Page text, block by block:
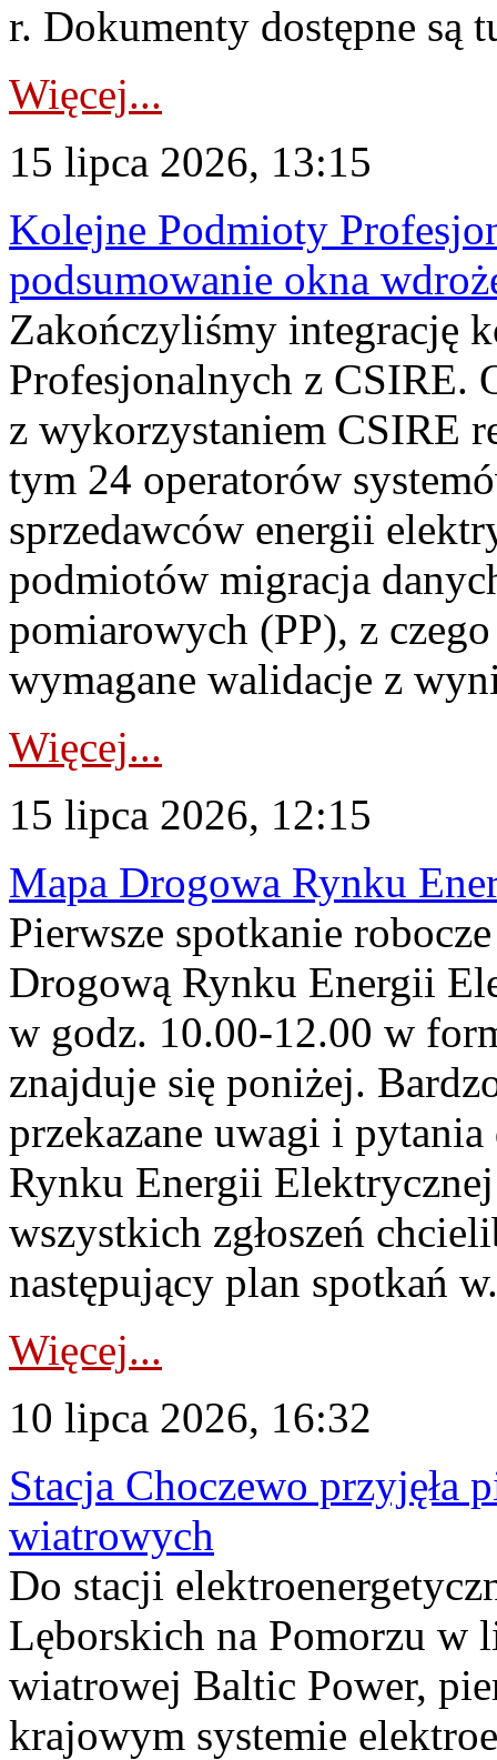
r. Dokumenty dostępne są
Więcej...
15 lipca 2026, 13:15
Kolejne Podmioty
podsumowanie okna
Zakończyliśmy integrację
Profesjonalnych z CSIRE.
z wykorzystaniem CSIRE
tym 24 operatorów
sprzedawców energii
podmiotów migracja
pomiarowych (PP), z
wymagane walidacje z
Więcej...
15 lipca 2026, 12:15
Mapa Drogowa Rynku
Pierwsze spotkanie
Drogową Rynku Energii
w godz. 10.00-12.00 w
znajduje się poniżej.
przekazane uwagi i
Rynku Energii
wszystkich zgłoszeń
następujący plan spotkań
Więcej...
10 lipca 2026, 16:32
Stacja Choczewo przyjęła
wiatrowych
Do stacji
Lęborskich na Pomorzu w
wiatrowej Baltic Power,
krajowym systemie